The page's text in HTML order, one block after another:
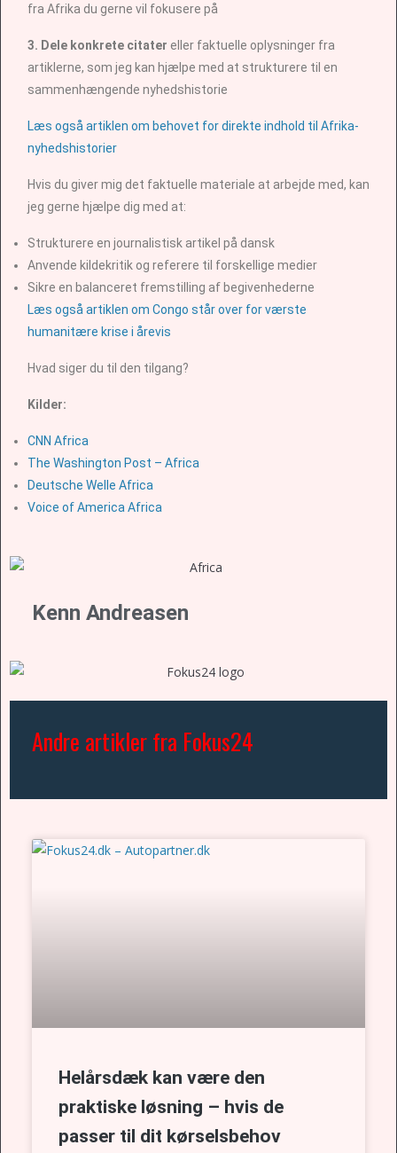
fra Afrika du gerne vil fokusere på
3. Dele konkrete citater eller faktuelle oplysninger fra
artiklerne, som jeg kan hjælpe med at strukturere til en
sammenhængende nyhedshistorie
Læs også artiklen om behovet for direkte indhold til Afrika-
nyhedshistorier
Hvis du giver mig det faktuelle materiale at arbejde med, kan
jeg gerne hjælpe dig med at:
Strukturere en journalistisk artikel på dansk
Anvende kildekritik og referere til forskellige medier
Sikre en balanceret fremstilling af begivenhederne
Læs også artiklen om Congo står over for værste
humanitære krise i årevis
Hvad siger du til den tilgang?
Kilder:
CNN Africa
The Washington Post – Africa
Deutsche Welle Africa
Voice of America Africa
Kenn Andreasen
Andre artikler fra Fokus24
Helårsdæk kan være den
praktiske løsning – hvis de
passer til dit kørselsbehov